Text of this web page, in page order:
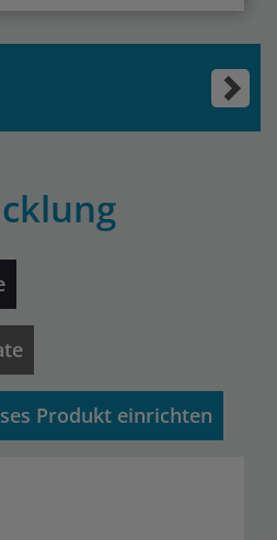
Produkt einrichten